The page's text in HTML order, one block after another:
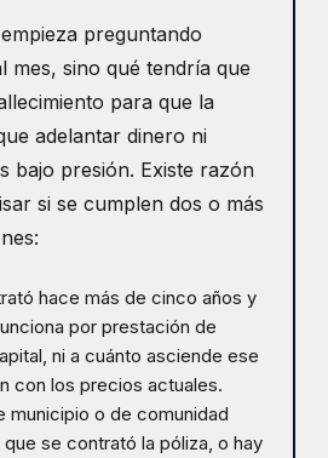
preguntando
mes, sino qué tendría que
para que la
adelantar dinero ni
bajo presión. Existe razón
si se cumplen dos o más
hace más de cinco años y
por prestación de
ni a cuánto asciende ese
con los precios actuales.
municipio o de comunidad
se contrató la póliza, o hay